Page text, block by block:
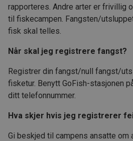
rapporteres. Andre arter er frivillig
til fiskecampen. Fangsten/
fisk skal telles.
Når skal jeg registrere fangst?
Registrer din fangst/null fangst/
fisketur. Benytt GoFish-stasjonen
ditt telefonnummer.
Hva skjer hvis jeg registrerer
Gi beskjed til campens ansatte om